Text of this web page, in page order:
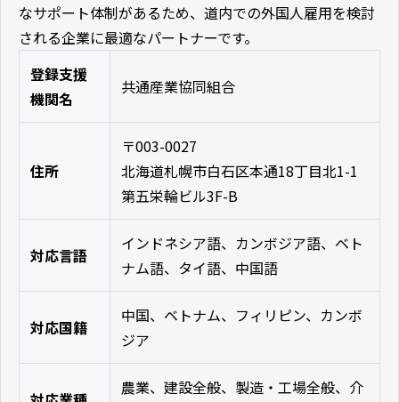
なサポート体制があるため、道内での外国人雇用を検討
される企業に最適なパートナーです。
登録支援
機関名
共通産業協同組合
住所
〒003-0027
北海道札幌市白石区本通18丁目北1-1
第五栄輪ビル3F-B
対応言語
インドネシア語、カンボジア語、ベト
ナム語、タイ語、中国語
対応国籍
中国、ベトナム、フィリピン、カンボ
ジア
農業、建設全般、製造・工場全般、介